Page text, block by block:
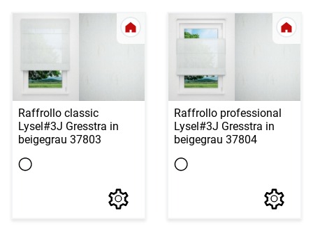
Raffrollo classic
Lysel#3J Gresstra in
beigegrau 37803
Raffrollo professional
Lysel#3J Gresstra in
beigegrau 37804